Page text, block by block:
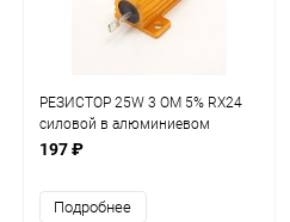
РЕЗИСТОР 25W 3 OM 5% RX24
силовой в алюминиевом
корпусе
197 ₽
Подробнее